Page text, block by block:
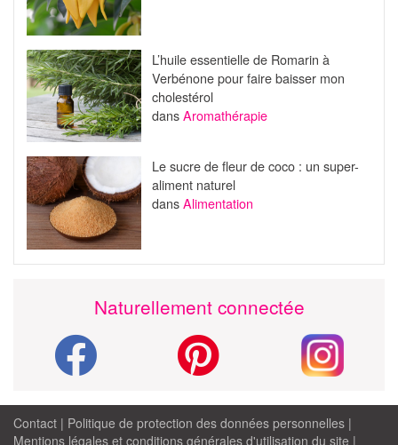
L’huile essentielle de Romarin à
Verbénone pour faire baisser mon
cholestérol
dansAromathérapie
Le sucre de fleur de coco : un super-
aliment naturel
dansAlimentation
Naturellement connectée
Contact | Politique de protection des données personnelles |
Mentions légales et conditions générales d'utilisation du site |